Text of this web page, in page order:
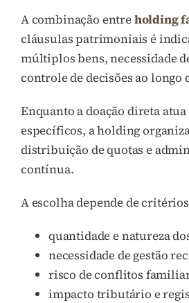
A combinação entreholding
cláusulas patrimoniais é
múltiplos bens, necessidade
controle de decisões ao longo
Enquanto a doação direta
específicos, a holding
distribuição de quotas e
contínua.
A escolha depende de
quantidade e natureza
necessidade de gestão
risco de conflitos
impacto tributário e